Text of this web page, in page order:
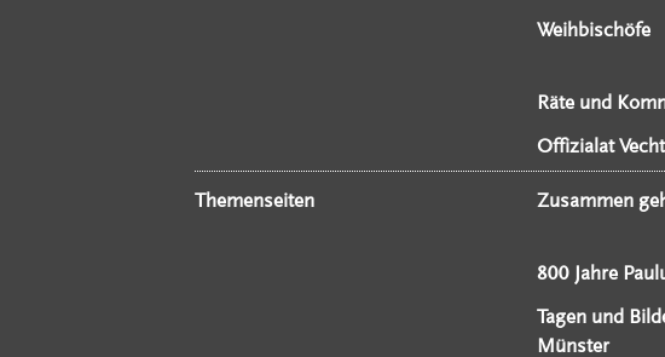
Weihbischöfe
Räte und
Offizialat
Themenseiten Zusammen
800 Jahre
Tagen und
Münster